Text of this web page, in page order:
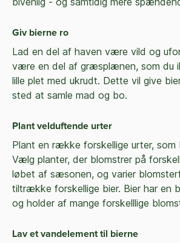
Giv bierne ro
Lad en del af haven være vild og
være en del af græsplænen, som du
lille plet med ukrudt. Dette vil give
sted at samle mad og bo.
Plant velduftende urter
Plant en række forskellige urter, som
Vælg planter, der blomstrer på
løbet af sæsonen, og varier
tiltrække forskellige bier. Bier har en
og holder af mange forskelllige
Lav et vandelement til bierne